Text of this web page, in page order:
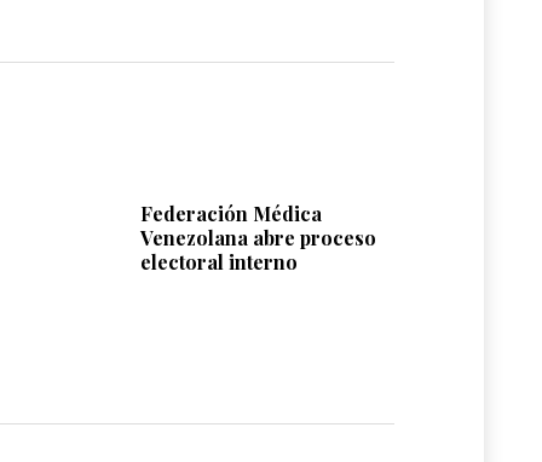
Federación Médica
Venezolana abre proceso
electoral interno